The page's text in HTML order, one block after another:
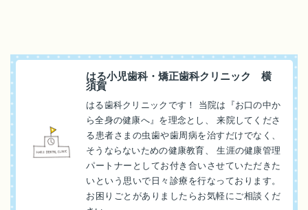
はる小児歯科・矯正歯科クリニック 横
須賀
はる歯科クリニックです！ 当院は『お口の中か
ら全身の健康へ』を理念とし、 来院してくださ
る患者さまの虫歯や歯周病を治すだけでなく、
そうならないための健康教育、 生涯の健康管理
パートナーとしてお付き合いさせていただきた
いという思いで日々診療を行なっております。
お困りごとがありましたらお気軽にご相談くだ